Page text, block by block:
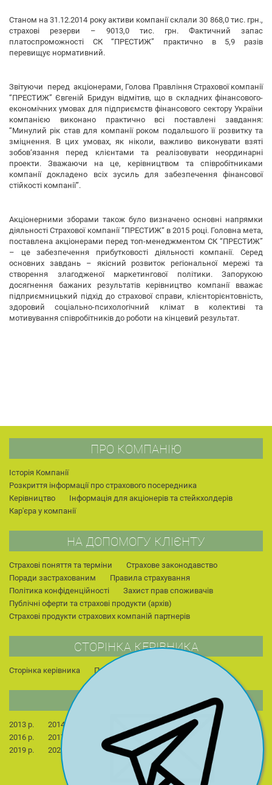
Станом на 31.12.2014 року активи компанії склали 30 868,0 тис. грн.,
страхові резерви – 9013,0 тис. грн. Фактичний запас
платоспроможності СК “ПРЕСТИЖ” практично в 5,9 разів
перевищує нормативний.
Звітуючи перед акціонерами, Голова Правління Страхової компанії
“ПРЕСТИЖ” Євгеній Бридун відмітив, що в складних фінансового-
економічних умовах для підприємств фінансового сектору України
компанією виконано практично всі поставлені завдання:
“Минулий рік став для компанії роком подальшого її розвитку та
зміцнення. В цих умовах, як ніколи, важливо виконувати взяті
зобов‘язання перед клієнтами та реалізовувати неординарні
проекти. Зважаючи на це, керівництвом та співробітниками
компанії докладено всіх зусиль для забезпечення фінансової
стійкості компанії”.
Акціонерними зборами також було визначено основні напрямки
діяльності Страхової компанії “ПРЕСТИЖ“ в 2015 році. Головна мета,
поставлена акціонерами перед топ-менеджментом СК “ПРЕСТИЖ”
– це забезпечення прибутковості діяльності компанії. Серед
основних завдань – якісний розвиток регіональної мережі та
створення злагодженої маркетингової політики. Запорукою
досягнення бажаних результатів керівництво компанії вважає
підприємницький підхід до страхової справи, клієнторієнтовність,
здоровий соціально-психологічний клімат в колективі та
мотивування співробітників до роботи на кінцевий результат.
ПРО КОМПАНІЮ
Історія Компанії
Розкриття інформації про страхового посередника
Керівництво
Інформація для акціонерів та стейкхолдерів
Кар'єра у компанії
НА ДОПОМОГУ КЛІЄНТУ
Страхові поняття та терміни
Страхове законодавство
Поради застрахованим
Правила страхування
Політика конфіденційності
Захист прав споживачів
Публічні оферти та страхові продукти (архів)
Страхові продукти страхових компаній партнерів
СТОРІНКА КЕРІВНИКА
Сторінка керівника Публікації
2013 р. 2014 р.
2016 р.
2017 р.
2018 р.
2019 р.
2020 р. 2021 р.
2022 р. 2023 р.
2024 р.
2025 р.
2026 р.